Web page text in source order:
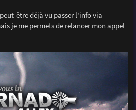
être déjà vu passer l'info via
je me permets de relancer mon appel